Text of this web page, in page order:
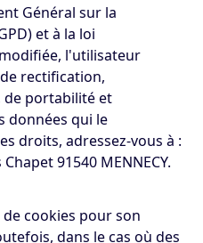
Général sur la
et à la loi
l'utilisateur
rectification,
de portabilité et
données qui le
droits, adressez-vous à :
91540 MENNECY.
cookies pour son
dans le cas où des